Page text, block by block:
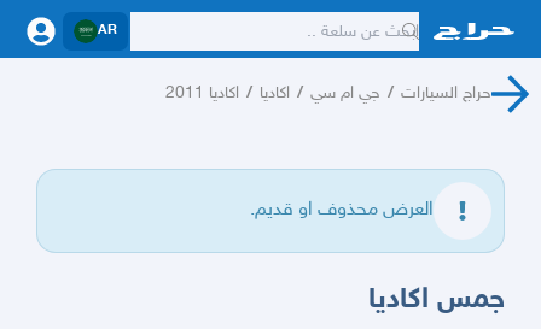
AR
حراج السيارات / جي ام سي / اكاديا / اكاديا 2011
العرض محذوف او قديم.
جمس اكاديا